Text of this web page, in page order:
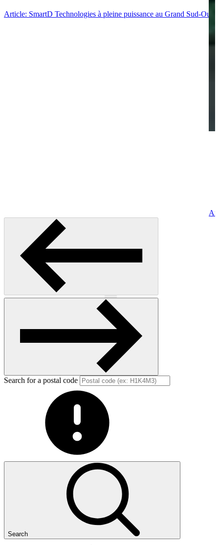
Article: SmartD Technologies à pleine puissance au Grand Sud-Ouest
Previous
Search for a postal code
Search